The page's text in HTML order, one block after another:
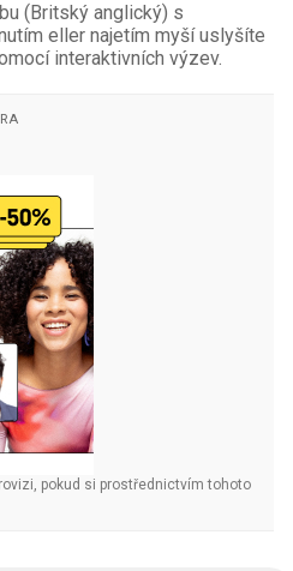
(Britský anglický) s
eller najetím myší uslyšíte
interaktivních výzev.
pokud si prostřednictvím tohoto